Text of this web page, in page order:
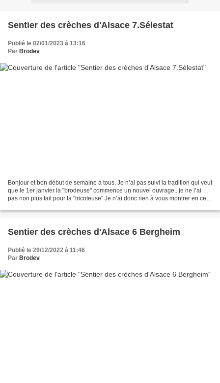
Sentier des crèches d'Alsace 7.Sélestat
Publié le 02/01/2023 à 13:16
Par Brodev
Bonjour et bon début de semaine à tous, Je n’ai pas suivi la tradition qui veut
que le 1er janvier la "brodeuse" commence un nouvel ouvrage.. je ne l’ai
pas non plus fait pour la "tricoteuse" Je n’ai donc rien à vous montrer en ce
Sentier des crèches d'Alsace 6 Bergheim
Publié le 29/12/2022 à 11:46
Par Brodev